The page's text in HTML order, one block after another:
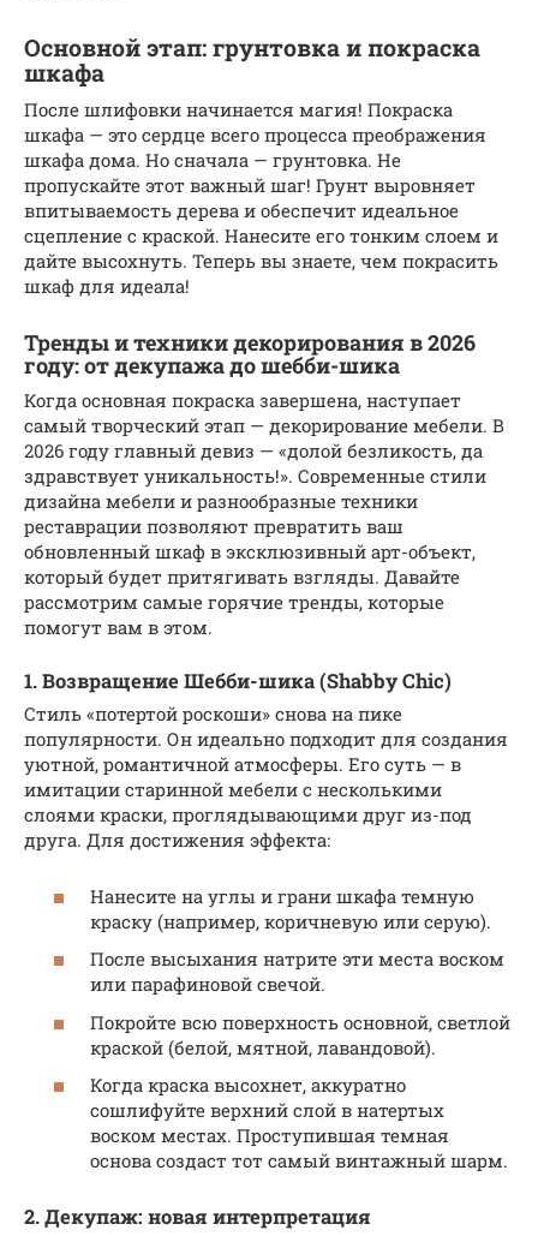
Основной этап: грунтовка и покраска
шкафа
После шлифовки начинается магия! Покраска
шкафа — это сердце всего процесса преображения
шкафа дома. Но сначала — грунтовка. Не
пропускайте этот важный шаг! Грунт выровняет
впитываемость дерева и обеспечит идеальное
сцепление с краской. Нанесите его тонким слоем и
дайте высохнуть. Теперь вы знаете, чем покрасить
шкаф для идеала!
Тренды и техники декорирования в 2026
году: от декупажа до шебби-шика
Когда основная покраска завершена, наступает
самый творческий этап — декорирование мебели. В
2026 году главный девиз — «долой безликость, да
здравствует уникальность!». Современные стили
дизайна мебели и разнообразные техники
реставрации позволяют превратить ваш
обновленный шкаф в эксклюзивный арт-объект,
который будет притягивать взгляды. Давайте
рассмотрим самые горячие тренды, которые
помогут вам в этом.
1. Возвращение Шебби-шика (Shabby Chic)
Стиль «потертой роскоши» снова на пике
популярности. Он идеально подходит для создания
уютной, романтичной атмосферы. Его суть — в
имитации старинной мебели с несколькими
слоями краски, проглядывающими друг из-под
друга. Для достижения эффекта:
Нанесите на углы и грани шкафа темную
краску (например, коричневую или серую).
После высыхания натрите эти места воском
или парафиновой свечой.
Покройте всю поверхность основной, светлой
краской (белой, мятной, лавандовой).
Когда краска высохнет, аккуратно
сошлифуйте верхний слой в натертых
воском местах. Проступившая темная
основа создаст тот самый винтажный шарм.
2. Декупаж: новая интерпретация